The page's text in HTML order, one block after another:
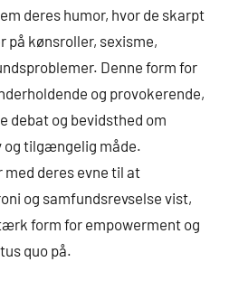
deres humor, hvor de skarpt
på kønsroller, sexisme,
Denne form for
og provokerende,
debat og bevidsthed om
og tilgængelig måde.
deres evne til at
og samfundsrevselse vist,
form for empowerment og
quo på.